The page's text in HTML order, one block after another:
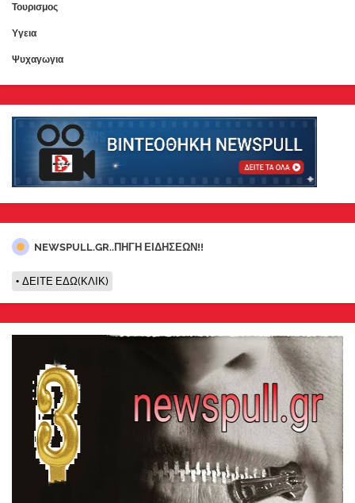
Τουρισμος
Υγεια
Ψυχαγωγια
NEWSPULL.GR..ΠΗΓΗ ΕΙΔΗΣΕΩΝ!!
ΔΕΙΤΕ ΕΔΩ(ΚΛΙΚ)